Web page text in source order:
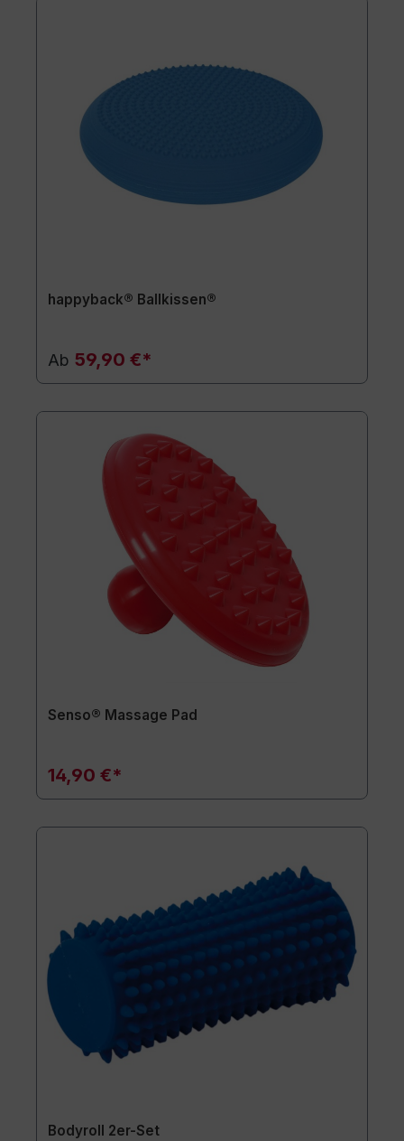
happyback® Ballkissen®
Ab 59,90 €*
Senso® Massage Pad
14,90 €*
Bodyroll 2er-Set